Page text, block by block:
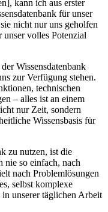
kann ich aus erster
für ⁢unser
nicht ⁣nur uns geholfen
unser volles Potenzial‍
Wissensdatenbank
zur Verfügung ⁣stehen.
technischen
– alles ist an einem
nur Zeit, ​sondern
Wissensbasis⁢ für
zu nutzen, ist die
nie so​ einfach, ​nach
nach Problemlösungen
selbst komplexe
unserer täglichen Arbeit